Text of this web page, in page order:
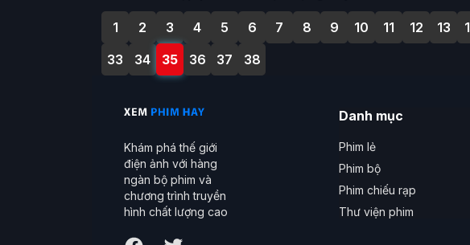
1 2 3 4 5 6 7 8 9 10 11 12 13
33
34 35 36 37 38
Khám phá thế giới
điện ảnh với hàng
ngàn bộ phim và
chương trình truyền
hình chất lượng cao
Danh mục
Phim lẻ
Phim bộ
Phim chiếu rạp
Thư viện phim